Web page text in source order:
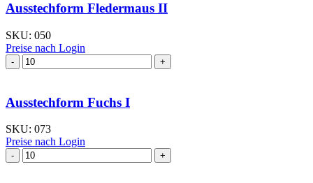
Ausstechform Fledermaus II
SKU: 050
Preise nach Login
Ausstechform Fledermaus
II
Ausstechform Fuchs I
SKU: 073
Preise nach Login
Ausstechform Fuchs
I